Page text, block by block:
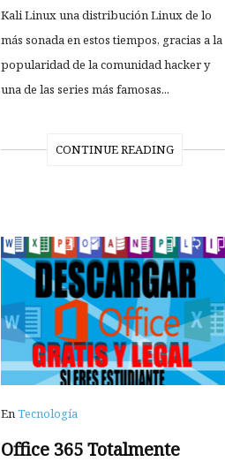
Kali Linux una distribución Linux de lo
más sonada en estos tiempos, gracias a la
popularidad de la comunidad hacker y
una de las series más famosas...
CONTINUE READING
En Tecnología
Office 365 Totalmente